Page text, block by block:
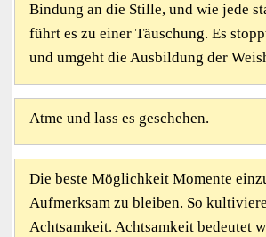
Bindung an die Stille, und wie jede
führt es zu einer Täuschung. Es
und umgeht die Ausbildung der
Atme und lass es geschehen.
Die beste Möglichkeit Momente
Aufmerksam zu bleiben. So
Achtsamkeit. Achtsamkeit bedeutet